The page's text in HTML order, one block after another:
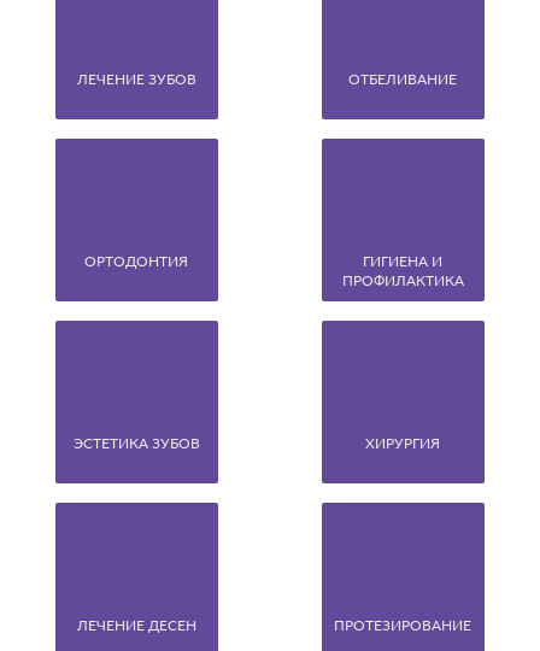
ЛЕЧЕНИЕ ЗУБОВ ОТБЕЛИВАНИЕ
ОРТОДОНТИЯ
ГИГИЕНА И
ПРОФИЛАКТИКА
ЭСТЕТИКА ЗУБОВ ХИРУРГИЯ
ЛЕЧЕНИЕ ДЕСЕН ПРОТЕЗИРОВАНИЕ